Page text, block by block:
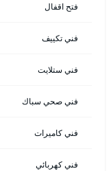
فتح اقفال
فني تكييف
فني ستلايت
فني صحي سباك
فني كاميرات
فني كهربائي